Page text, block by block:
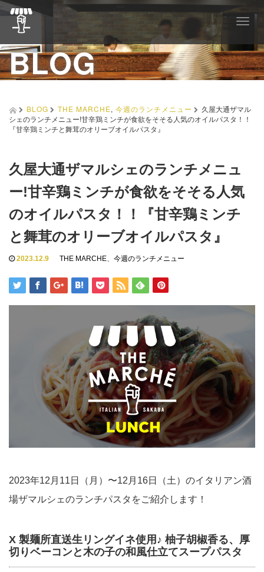
T
g
g
l
e
o
n
BLOG
BLOG THE MARCHE, 今週のランチメニュー
久屋大通ザマル
シェのランチメニュー!甘辛鶏ミンチが食欲をそそる人気のオイルパスタ！！
『甘辛鶏ミンチと舞茸のオリーブオイルパスタ』
久屋大通ザマルシェのランチメニュ
ー!甘辛鶏ミンチが食欲をそそる人気
のオイルパスタ！！『甘辛鶏ミンチ
と舞茸のオリーブオイルパスタ』
2023.12.9 THE MARCHE、 今週のランチメニュー
2023年12月11日（月）〜12月16日（土）のイタリアン酒
場ザマルシェのランチパスタをご紹介します！
X 製麺所直送生リングイネ使用♪ 柚子胡椒香る、厚
切りベーコンと木の子の和風仕立てスープパスタ